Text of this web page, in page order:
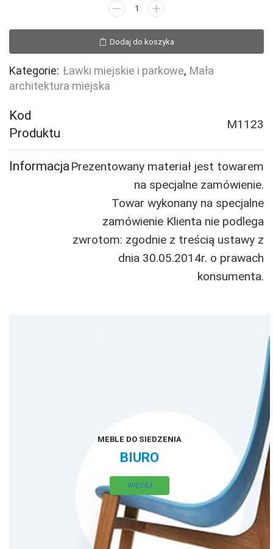
ilość
żeliwna
Turyn
z
podłokietnikiem
Dodaj do koszyka
Kategorie: Ławki miejskie i parkowe, Mała
architektura miejska
Kod
Produktu
M1123
InformacjaPrezentowany materiał jest towarem
na specjalne zamówienie.
Towar wykonany na specjalne
zamówienie Klienta nie podlega
zwrotom: zgodnie z treścią ustawy z
dnia 30.05.2014r. o prawach
konsumenta.
MEBLE DO SIEDZENIA
BIURO
WIĘCEJ